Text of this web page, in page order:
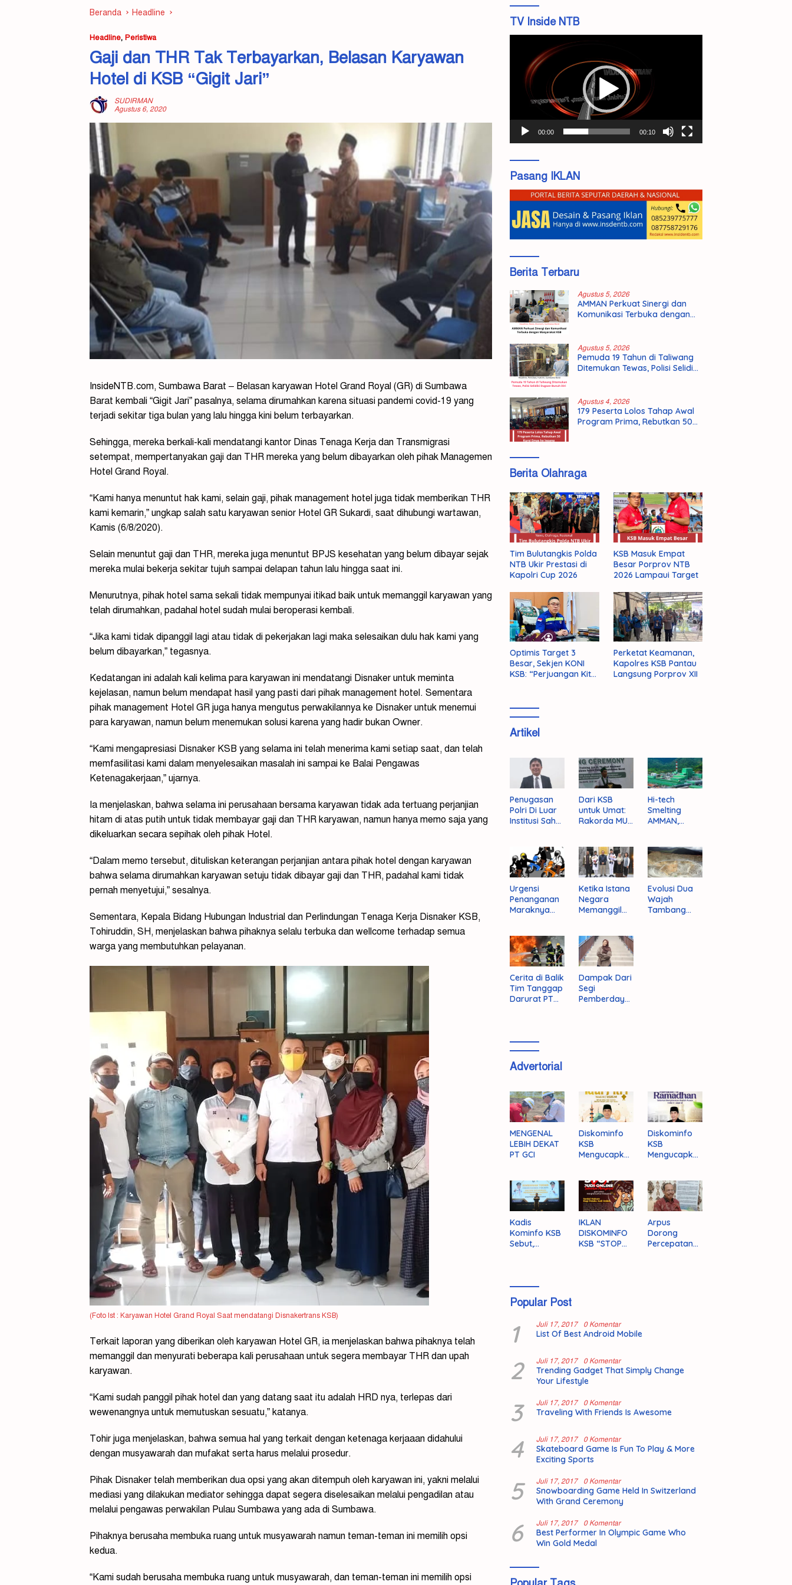
Beranda Headline
Headline, Peristiwa
Gaji dan THR Tak Terbayarkan, Belasan Karyawan
Hotel di KSB “Gigit Jari”
SUDIRMAN
Agustus 6, 2020
InsideNTB.com, Sumbawa Barat – Belasan karyawan Hotel Grand Royal (GR) di Sumbawa
Barat kembali “Gigit Jari” pasalnya, selama dirumahkan karena situasi pandemi covid-19 yang
terjadi sekitar tiga bulan yang lalu hingga kini belum terbayarkan.
Sehingga, mereka berkali-kali mendatangi kantor Dinas Tenaga Kerja dan Transmigrasi
setempat, mempertanyakan gaji dan THR mereka yang belum dibayarkan oleh pihak Managemen
Hotel Grand Royal.
“Kami hanya menuntut hak kami, selain gaji, pihak management hotel juga tidak memberikan THR
kami kemarin,” ungkap salah satu karyawan senior Hotel GR Sukardi, saat dihubungi wartawan,
Kamis (6/8/2020).
Selain menuntut gaji dan THR, mereka juga menuntut BPJS kesehatan yang belum dibayar sejak
mereka mulai bekerja sekitar tujuh sampai delapan tahun lalu hingga saat ini.
Menurutnya, pihak hotel sama sekali tidak mempunyai itikad baik untuk memanggil karyawan yang
telah dirumahkan, padahal hotel sudah mulai beroperasi kembali.
“Jika kami tidak dipanggil lagi atau tidak di pekerjakan lagi maka selesaikan dulu hak kami yang
belum dibayarkan,” tegasnya.
Kedatangan ini adalah kali kelima para karyawan ini mendatangi Disnaker untuk meminta
kejelasan, namun belum mendapat hasil yang pasti dari pihak management hotel. Sementara
pihak management Hotel GR juga hanya mengutus perwakilannya ke Disnaker untuk menemui
para karyawan, namun belum menemukan solusi karena yang hadir bukan Owner.
“Kami mengapresiasi Disnaker KSB yang selama ini telah menerima kami setiap saat, dan telah
memfasilitasi kami dalam menyelesaikan masalah ini sampai ke Balai Pengawas
Ketenagakerjaan,” ujarnya.
Ia menjelaskan, bahwa selama ini perusahaan bersama karyawan tidak ada tertuang perjanjian
hitam di atas putih untuk tidak membayar gaji dan THR karyawan, namun hanya memo saja yang
dikeluarkan secara sepihak oleh pihak Hotel.
“Dalam memo tersebut, dituliskan keterangan perjanjian antara pihak hotel dengan karyawan
bahwa selama dirumahkan karyawan setuju tidak dibayar gaji dan THR, padahal kami tidak
pernah menyetujui,” sesalnya.
Sementara, Kepala Bidang Hubungan Industrial dan Perlindungan Tenaga Kerja Disnaker KSB,
Tohiruddin, SH, menjelaskan bahwa pihaknya selalu terbuka dan wellcome terhadap semua
warga yang membutuhkan pelayanan.
(Foto Ist : Karyawan Hotel Grand Royal Saat mendatangi Disnakertrans KSB)
Terkait laporan yang diberikan oleh karyawan Hotel GR, ia menjelaskan bahwa pihaknya telah
memanggil dan menyurati beberapa kali perusahaan untuk segera membayar THR dan upah
karyawan.
“Kami sudah panggil pihak hotel dan yang datang saat itu adalah HRD nya, terlepas dari
wewenangnya untuk memutuskan sesuatu,” katanya.
Tohir juga menjelaskan, bahwa semua hal yang terkait dengan ketenaga kerjaaan didahului
dengan musyawarah dan mufakat serta harus melalui prosedur.
Pihak Disnaker telah memberikan dua opsi yang akan ditempuh oleh karyawan ini, yakni melalui
mediasi yang dilakukan mediator sehingga dapat segera diselesaikan melalui pengadilan atau
melalui pengawas perwakilan Pulau Sumbawa yang ada di Sumbawa.
Pihaknya berusaha membuka ruang untuk musyawarah namun teman-teman ini memilih opsi
kedua.
“Kami sudah berusaha membuka ruang untuk musyawarah, dan teman-teman ini memilih opsi
TV Inside NTB
00:00 00:10
Pasang IKLAN
Berita Terbaru
Agustus 5, 2026
AMMAN Perkuat Sinergi dan
Komunikasi Terbuka dengan
Agustus 5, 2026
Pemuda 19 Tahun di Taliwang
Ditemukan Tewas, Polisi Selidiki
Agustus 4, 2026
179 Peserta Lolos Tahap Awal
Program Prima, Rebutkan 50
Berita Olahraga
Tim Bulutangkis Polda
NTB Ukir Prestasi di
Kapolri Cup 2026
KSB Masuk Empat
Besar Porprov NTB
2026 Lampaui Target
Optimis Target 3
Besar, Sekjen KONI
KSB: “Perjuangan Kita
Perketat Keamanan,
Kapolres KSB Pantau
Langsung Porprov XII
Artikel
Penugasan
Polri Di Luar
Institusi Sah
Hukum
Administrasi
Negara
Dari KSB
untuk Umat:
Rakorda MUI
Kebangkitan
Moral Para
Ulama
Hi-tech
Smelting
AMMAN,
Rajai
Produsen
Tembaga
Dunia
Urgensi
Penanganan
Maraknya
Sumbawa
Barat
Ketika Istana
Negara
Memanggil
Evolusi Dua
Wajah
Tambang
Cerita di Balik
Tim Tanggap
Darurat PT
Dampak Dari
Segi
Pemberdaya
Advertorial
MENGENAL
LEBIH DEKAT
PT GCI
Diskominfo
KSB
Mengucapka
Idul Fitri 1446
H/2025 M
Diskominfo
KSB
Mengucapka
Ibadah Puasa
1446 H/2025
M
Kadis
Kominfo KSB
Sebut,
IKLAN
DISKOMINFO
KSB “STOP
Arpus
Dorong
Percepatan
Popular Post
1 Juli 17, 2017 0 Komentar
List Of Best Android Mobile
2 Juli 17, 2017 0 Komentar
Trending Gadget That Simply Change
Your Lifestyle
3 Juli 17, 2017 0 Komentar
Traveling With Friends Is Awesome
4 Juli 17, 2017 0 Komentar
Skateboard Game Is Fun To Play & More
Exciting Sports
5 Juli 17, 2017 0 Komentar
Snowboarding Game Held In Switzerland
With Grand Ceremony
6 Juli 17, 2017 0 Komentar
Best Performer In Olympic Game Who
Win Gold Medal